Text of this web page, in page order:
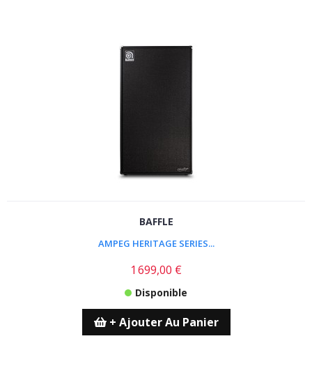
BAFFLE
AMPEG HERITAGE SERIES...
1 699,00 €
Disponible
+ Ajouter Au Panier